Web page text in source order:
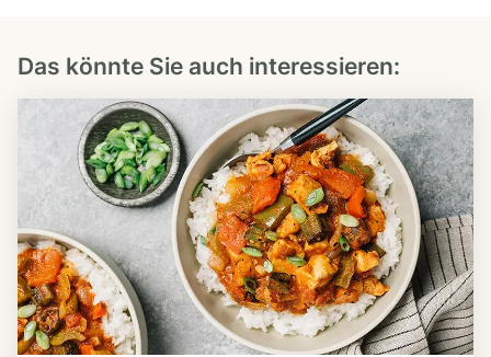
Das könnte Sie auch interessieren: